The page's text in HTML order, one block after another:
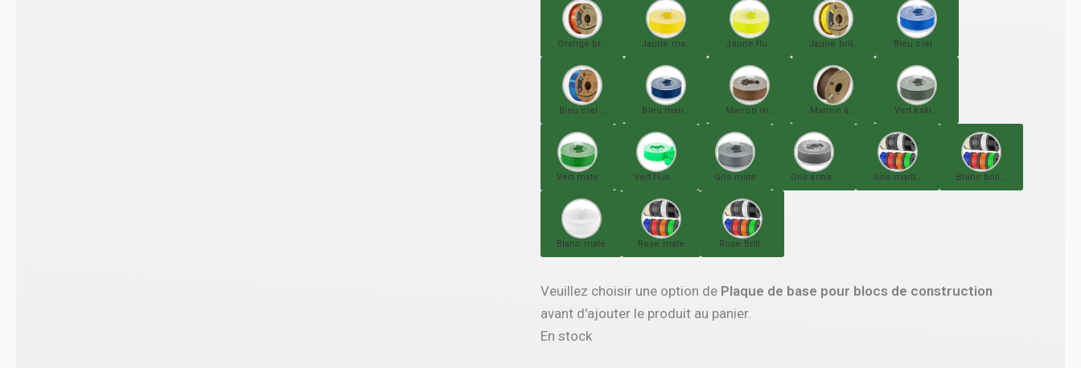
Orange brillant Jaune mate Jaune fluo mate Jaune brillant Bleu ciel mate
Bleu ciel brillant Bleu marine mate Marron mate Marron à paillette Vert kaki mate
Vert mate Vert fluo mate Gris mate Gris antracite mate Gris marbré Blanc brillant
Blanc mate Rose mate Rose Brillant
Veuillez choisir une option de Plaque de base pour blocs de construction
avant d'ajouter le produit au panier.
En stock